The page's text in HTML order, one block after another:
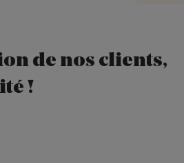
de nos clients,
!